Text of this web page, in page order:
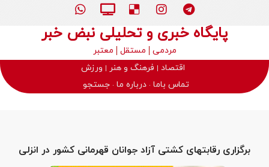
پایگاه خبری و تحلیلی نبض خبر
مردمی مستقل
معتبر
اقتصاد
فرهنگ و هنر
ورزش
تماس باما درباره ما جستجو
برگزاری رقابتهای کشتی آزاد جوانان قهرمانی کشور در انزلی